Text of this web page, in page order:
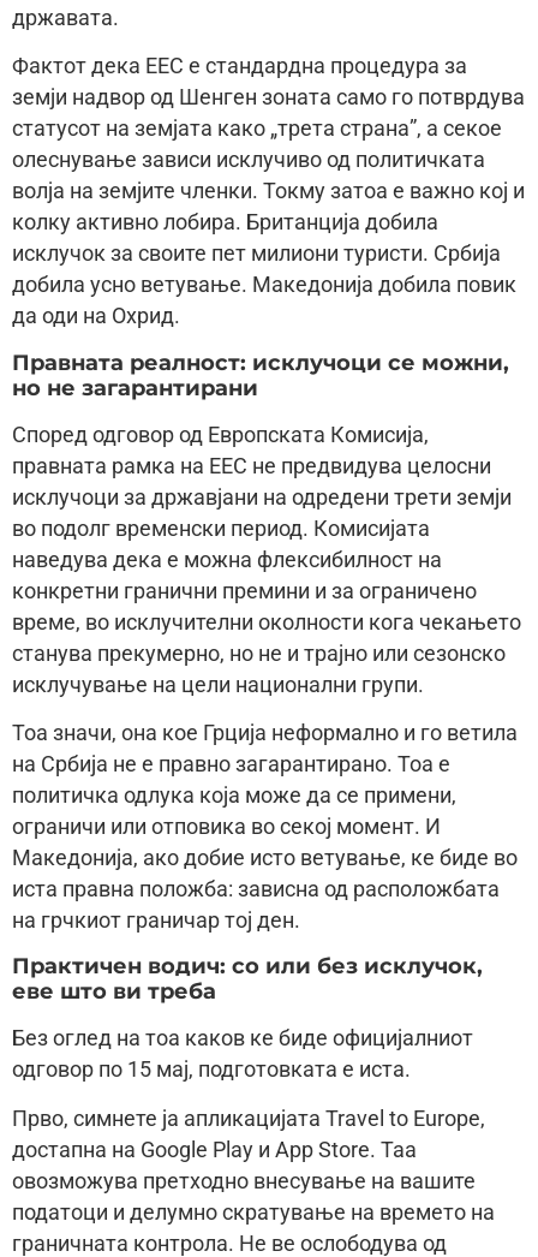
државата.
Фактот дека ЕЕС е стандардна процедура за
земји надвор од Шенген зоната само го потврдува
статусот на земjата како „трета страна”, а секое
олеснување зависи исклучиво од политичката
волjа на земjите членки. Токму затоа е важно кoj и
колку активно лобира. Британциjа добила
исклучок за своите пет милиони туристи. Србиjа
добила усно ветување. Македониjа добила повик
да оди на Охрид.
Правната реалност: исклучоци се можни,
но не загарантирани
Според одговор од Европската Комисиjа,
правната рамка на ЕЕС не предвидува целосни
исклучоци за државjани на одредени трети земjи
во подолг временски период. Комисиjата
наведува дека е можна флексибилност на
конкретни гранични премини и за ограничено
време, во исклучителни околности кога чекањето
станува прекумерно, но не и траjно или сезонско
исклучување на цели национални групи.
Тоа значи, она кое Грциjа неформално и го ветила
на Србиjа не е правно загарантирано. Тоа е
политичка одлука коjа може да се примени,
ограничи или отповика во секоj момент. И
Македониjа, ако добие исто ветување, ке биде во
иста правна положба: зависна од расположбата
на грчкиот граничар тоj ден.
Практичен водич: со или без исклучок,
еве што ви треба
Без оглед на тоа каков ке биде официjалниот
одговор по 15 маj, подготовката е иста.
Прво, симнете jа апликациjата Travel to Europe,
достапна на Google Play и App Store. Таа
овозможува претходно внесување на вашите
податоци и делумно скратување на времето на
граничната контрола. Не ве ослободува од